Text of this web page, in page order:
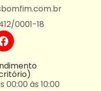
0001-18
00:00 às 10:00